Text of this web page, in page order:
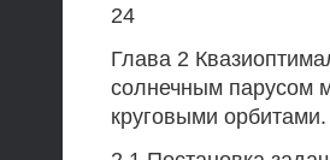
24
Глава 2
солнечным парусом
круговыми